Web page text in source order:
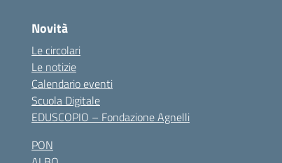
Novità
Le circolari
Le notizie
Calendario eventi
Scuola Digitale
EDUSCOPIO – Fondazione Agnelli
PON